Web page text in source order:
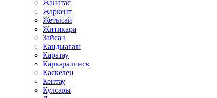
Жанатас
Жаркент
Жетысай
Житикара
Зайсан
Кандыагаш
Каратау
Каркаралинск
Каскелен
Кентау
Кулсары